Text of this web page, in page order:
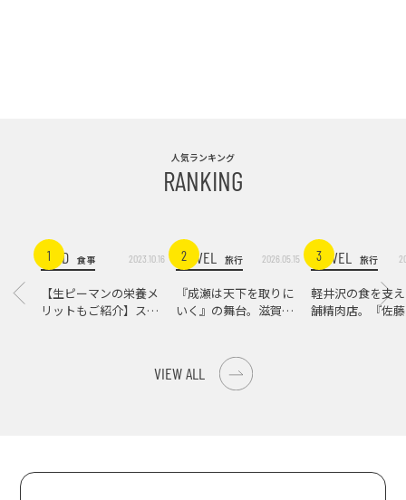
人気ランキング
RANKING
1FOOD 食事 2023.10.16
【生ピーマンの栄養メ
リットもご紹介】スパ
2
TRAVEL 旅行 2026.05.15
『成瀬は天下を取りに
いく』の舞台。滋賀県
3
TRAVEL 旅行
軽井沢の食を支
舗精肉店。『佐
VIEW ALL